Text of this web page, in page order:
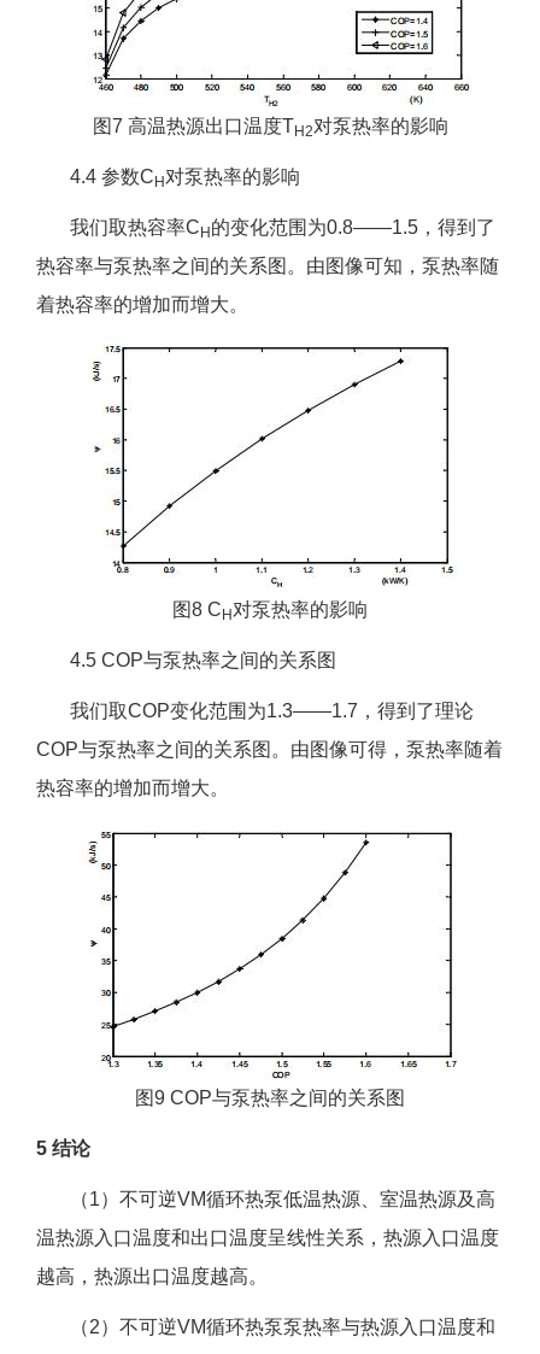
图7 高温热源出口温度TH2对泵热率的影响
4.4 参数C H 对泵热率的影响
我们取热容率C H 的变化范围为0.8——1.5，得到了
热容率与泵热率之间的关系图。由图像可知，泵热率随
着热容率的增加而增大。
图8 C H 对泵热率的影响
4.5 COP与泵热率之间的关系图
我们取COP变化范围为1.3——1.7，得到了理论
COP与泵热率之间的关系图。由图像可得，泵热率随着
热容率的增加而增大。
图9 COP与泵热率之间的关系图
5 结论
（1）不可逆VM循环热泵低温热源、室温热源及高
温热源入口温度和出口温度呈线性关系，热源入口温度
越高，热源出口温度越高。
（2）不可逆VM循环热泵泵热率与热源入口温度和